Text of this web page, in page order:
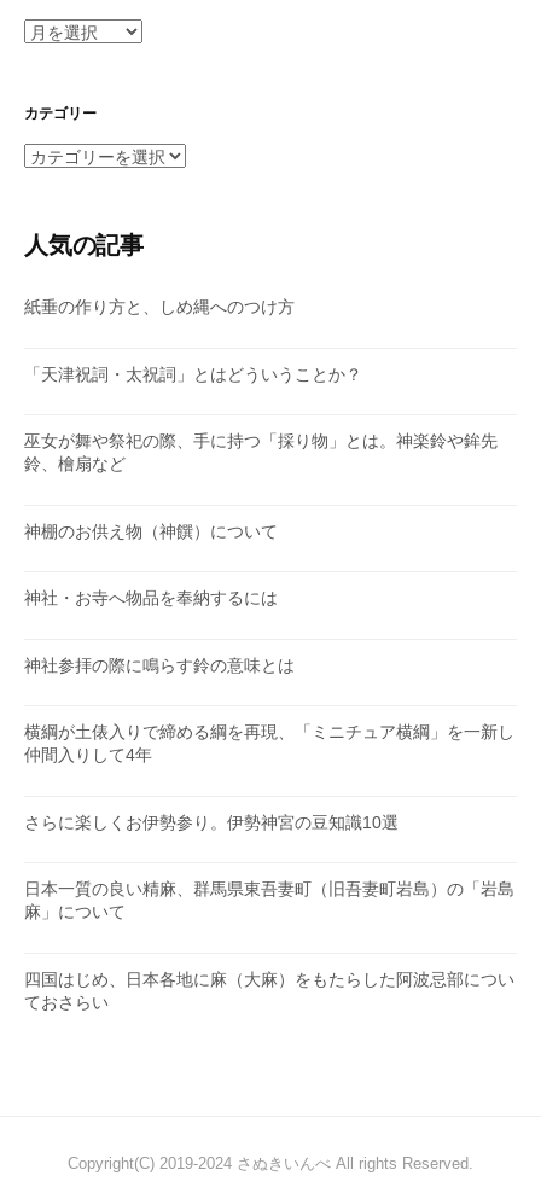
ア
イ
カテゴリー
カ
リ
ー
人気の記事
紙垂の作り方と、しめ縄へのつけ方
「天津祝詞・太祝詞」とはどういうことか？
巫女が舞や祭祀の際、手に持つ「採り物」とは。神楽鈴や鉾先
鈴、檜扇など
神棚のお供え物（神饌）について
神社・お寺へ物品を奉納するには
神社参拝の際に鳴らす鈴の意味とは
横綱が土俵入りで締める綱を再現、「ミニチュア横綱」を一新し
仲間入りして4年
さらに楽しくお伊勢参り。伊勢神宮の豆知識10選
日本一質の良い精麻、群馬県東吾妻町（旧吾妻町岩島）の「岩島
麻」について
四国はじめ、日本各地に麻（大麻）をもたらした阿波忌部につい
ておさらい
Copyright(C) 2019-2024 さぬきいんべ All rights Reserved.